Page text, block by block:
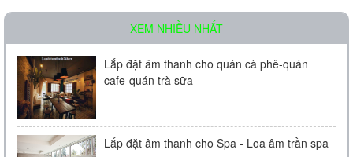
XEM NHIỀU NHẤT
Lắp đặt âm thanh cho quán cà phê-quán
cafe-quán trà sữa
Lắp đặt âm thanh cho Spa - Loa âm trần spa